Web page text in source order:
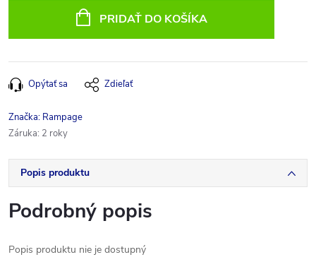
PRIDAŤ DO KOŠÍKA
Opýtať sa Zdieľať
Značka: Rampage
Záruka: 2 roky
Popis produktu
Podrobný popis
Popis produktu nie je dostupný